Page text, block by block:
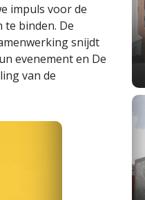
impuls voor de
binden. De
snijdt
evenement en De
van de